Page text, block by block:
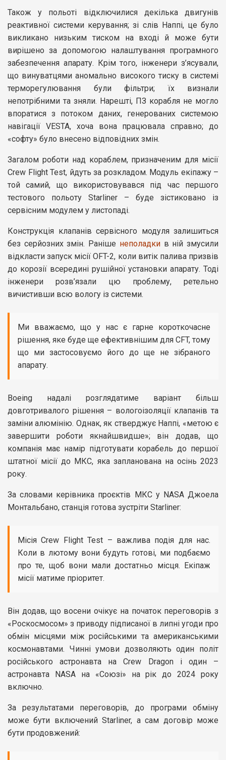
Також у польоті відключилися декілька двигунів
реактивної системи керування; зі слів Наппі, це було
викликано низьким тиском на вході й може бути
вирішено за допомогою налаштування програмного
забезпечення апарату. Крім того, інженери з’ясували,
що винуватцями аномально високого тиску в системі
терморегулювання були фільтри; їх визнали
непотрібними та зняли. Нарешті, ПЗ корабля не могло
впоратися з потоком даних, генерованих системою
навігації VESTA, хоча вона працювала справно; до
«софту» було внесено відповідних змін.
Загалом роботи над кораблем, призначеним для місії
Crew Flight Test, йдуть за розкладом. Модуль екіпажу –
той самий, що використовувався під час першого
тестового польоту Starliner – буде зістиковано із
сервісним модулем у листопаді.
Конструкція клапанів сервісного модуля залишиться
без серйозних змін. Раніше неполадкив ній змусили
відкласти запуск місії OFT-2, коли витік палива призвів
до корозії всередині рушійної установки апарату. Тоді
інженери розв’язали цю проблему, ретельно
вичистивши всю вологу із системи.
Ми вважаємо, що у нас є гарне короткочасне
рішення, яке буде ще ефективнішим для CFT, тому
що ми застосовуємо його до ще не зібраного
апарату.
Boeing надалі розглядатиме варіант більш
довготривалого рішення – вологоізоляції клапанів та
заміни алюмінію. Однак, як стверджує Наппі, «метою є
завершити роботи якнайшвидше»; він додав, що
компанія має намір підготувати корабель до першої
штатної місії до МКС, яка запланована на осінь 2023
року.
За словами керівника проєктів МКС у NASA Джоела
Монтальбано, станція готова зустріти Starliner:
Місія Crew Flight Test – важлива подія для нас.
Коли в лютому вони будуть готові, ми подбаємо
про те, щоб вони мали достатньо місця. Екіпаж
місії матиме пріоритет.
Він додав, що восени очікує на початок переговорів з
«Роскосмосом» з приводу підписаної в липні угоди про
обмін місцями між російськими та американськими
космонавтами. Чинні умови дозволяють один політ
російського астронавта на Crew Dragon і один –
астронавта NASA на «Союзі» на рік до 2024 року
включно.
За результатами переговорів, до програми обміну
може бути включений Starliner, а сам договір може
бути продовжений: